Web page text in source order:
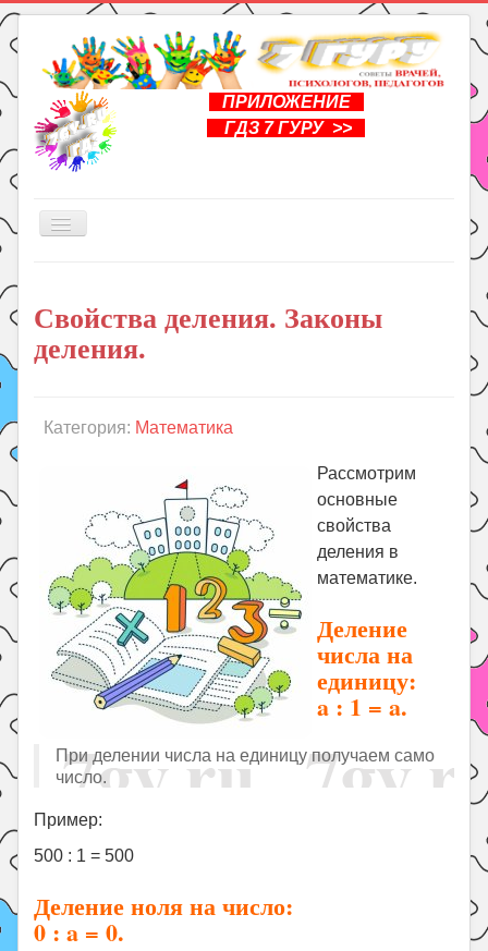
ПРИЛОЖЕНИЕ
ГДЗ 7 ГУРУ >>
Включить/
Книги
Рукоделие
Уроки
Психология
Летом!
Поиск
Свойства деления. Законы
деления.
Категория: Математика
Рассмотрим
основные
свойства
деления в
математике.
Деление
числа на
единицу:
a : 1 = a.
При делении числа на единицу получаем само
число.
Пример:
500 : 1 = 500
Деление ноля на число:
0 : a = 0.